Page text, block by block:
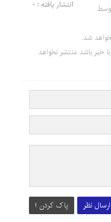
انتشار یافته : 0
شد.
خبر باشد منتشر نخواهد
ارسال نظر پاک کردن !